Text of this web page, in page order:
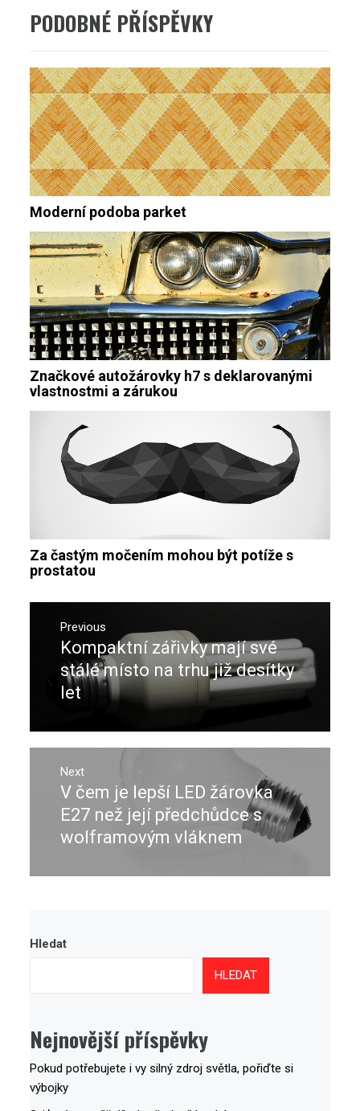
PODOBNÉ PŘÍSPĚVKY
Moderní podoba parket
Značkové autožárovky h7 s deklarovanými
vlastnostmi a zárukou
Za častým močením mohou být potíže s
prostatou
Navigace
příspěvek
Previous
Previous
post:
Kompaktní zářivky mají své
stálé místo na trhu již desítky
let
Next
Next
post:
V čem je lepší LED žárovka
E27 než její předchůdce s
wolframovým vláknem
Hledat
HLEDAT
Nejnovější příspěvky
Pokud potřebujete i vy silný zdroj světla, pořiďte si
výbojky